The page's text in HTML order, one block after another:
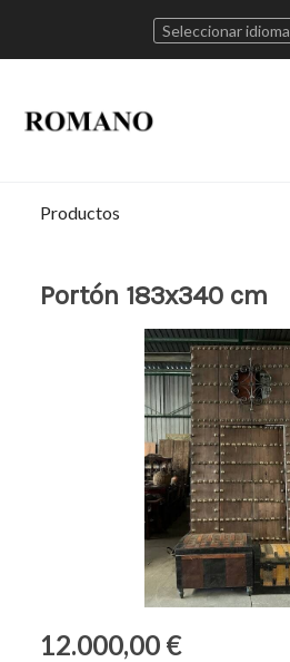
Seleccionar idioma
Productos
Portón 183x340 cm
12.000,00 €